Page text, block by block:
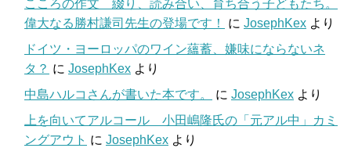
こころの作文 綴り、読み合い、育ち合う子どもたち。
偉大なる勝村謙司先生の登場です！
に JosephKex より
ドイツ・ヨーロッパのワイン蘊蓄、嫌味にならないネ
タ？ に JosephKex より
中島ハルコさんが書いた本です。
に JosephKex より
上を向いてアルコール 小田嶋隆氏の「元アル中」カミ
ングアウト に JosephKex より